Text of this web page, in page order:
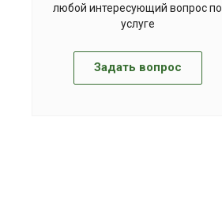
любой интересующий вопрос по
услуге
Задать вопрос